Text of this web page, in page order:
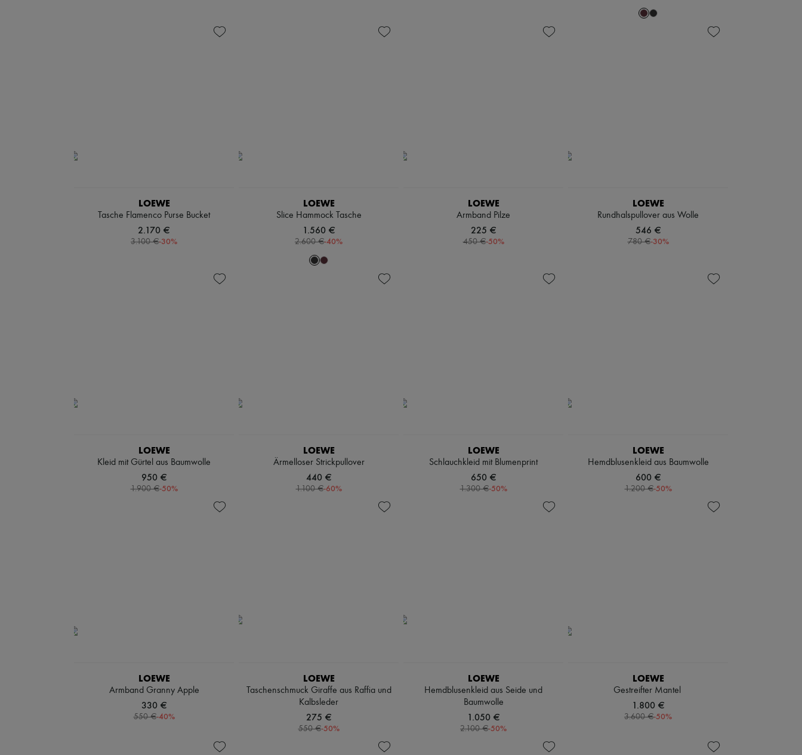
LOEWE
Tasche Flamenco Purse Bucket
2.170 €
3.100 €-30%
LOEWE
Slice Hammock Tasche
1.560 €
2.600 €-40%
LOEWE
Armband Pilze
225 €
450 €-50%
LOEWE
Rundhalspullover aus Wolle
546 €
780 €-30%
LOEWE
Kleid mit Gürtel aus Baumwolle
950 €
1.900 €-50%
LOEWE
Ärmelloser Strickpullover
440 €
1.100 €-60%
LOEWE
Schlauchkleid mit Blumenprint
650 €
1.300 €-50%
LOEWE
Hemdblusenkleid aus Baumwolle
600 €
1.200 €-50%
LOEWE
Armband Granny Apple
330 €
550 €-40%
LOEWE
Taschenschmuck Giraffe aus Raffia und
Kalbsleder
275 €
550 €-50%
LOEWE
Hemdblusenkleid aus Seide und
Baumwolle
1.050 €
2.100 €-50%
LOEWE
Gestreifter Mantel
1.800 €
3.600 €-50%